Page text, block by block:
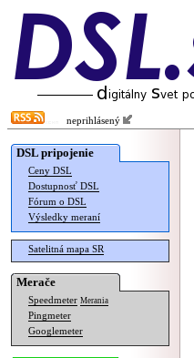
neprihlásený
DSL pripojenie
Ceny DSL
Dostupnosť DSL
Fórum o DSL
Výsledky meraní
Satelitná mapa SR
Merače
Speedmeter Merania
Pingmeter
Googlemeter